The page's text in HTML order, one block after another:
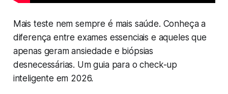
Mais teste nem sempre é mais saúde. Conheça a
diferença entre exames essenciais e aqueles que
apenas geram ansiedade e biópsias
desnecessárias. Um guia para o check-up
inteligente em 2026.